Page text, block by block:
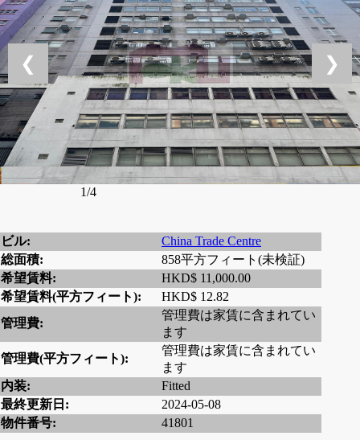
❮ ❯
1/4
ビル:
China Trade Centre
総面積:
858平方フィート(未検証)
希望賃料:
HKD$ 11,000.00
希望賃料(平方フィート):
HKD$ 12.82
管理費:
管理費は家賃に含まれてい
ます
管理費(平方フィート):
管理費は家賃に含まれてい
ます
内装:
Fitted
最終更新日:
2024-05-08
物件番号:
41801